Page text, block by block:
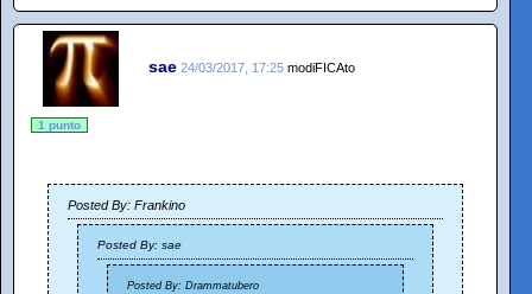
sae 24/03/2017, 17:25 modiFICAto
1 punto
Posted By: Frankino
Posted By: sae
Posted By: Drammatubero